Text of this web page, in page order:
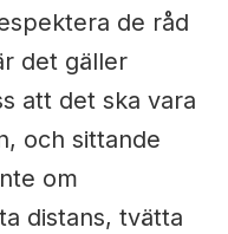
de råd
det gäller
att det ska vara
och sittande
om
distans, tvätta